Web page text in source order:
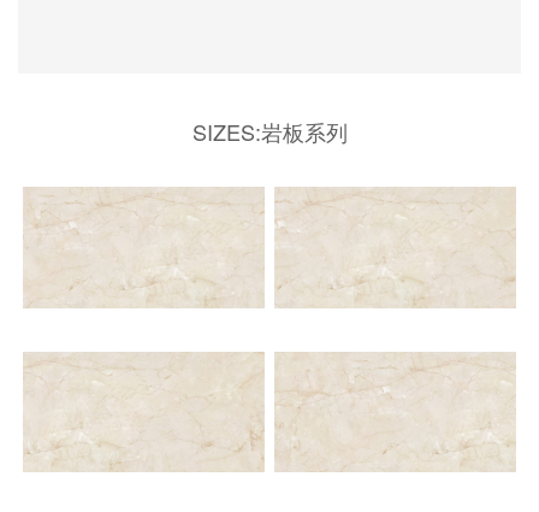
SIZES:岩板系列